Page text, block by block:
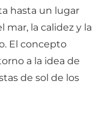
hasta un lugar
mar, la calidez y la
El concepto
a la idea de
de sol de los